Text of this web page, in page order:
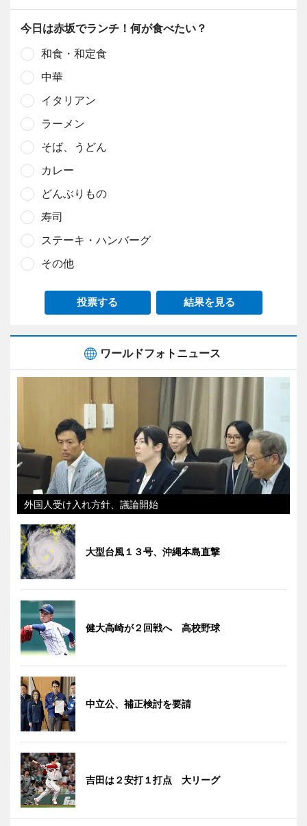
今日は赤坂でランチ！何が食べたい？
和食・和定食
中華
イタリアン
ラーメン
そば、うどん
カレー
どんぶりもの
寿司
ステーキ・ハンバーグ
その他
投票する 結果を見る
ワールドフォトニュース
外国人受け入れ方針、議論開始
大型台風１３号、沖縄本島直撃
健大高崎が２回戦へ 高校野球
中立公、補正検討を要請
吉田は２安打１打点 大リーグ